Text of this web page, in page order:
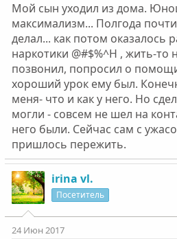
Мой сын уходил из дома.
максимализм... Полгода
делал... как потом оказалось
наркотики @#$%^H , жить-то
позвонил, попросил о
хороший урок ему был.
меня- что и как у него. Но
могли - совсем не шел на
него были. Сейчас сам с
пришлось пережить.
irina vl.
Посетитель
24 Июн 2017